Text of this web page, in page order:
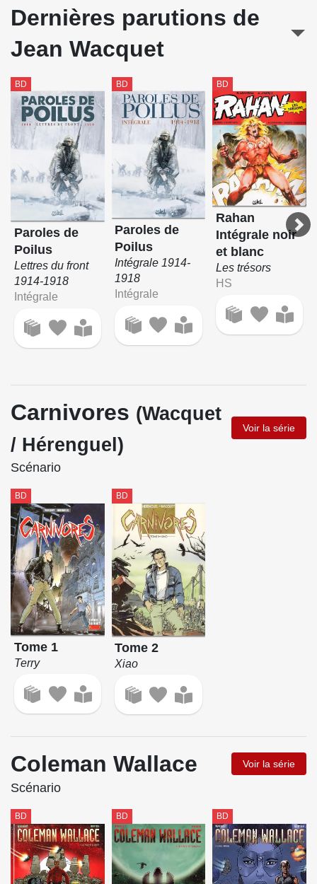
Dernières parutions de
Jean Wacquet
BD
Paroles de
Poilus
Lettres du front
1914-1918
Intégrale
BD
Paroles de
Poilus
Intégrale 1914-
1918
Intégrale
BD
Rahan
Intégrale noir
et blanc
Les trésors
HS
Carnivores (Wacquet
/ Hérenguel)
Voir la série
Scénario
BD
Tome 1
Terry
BD
Tome 2
Xiao
Coleman Wallace Voir la série
Scénario
BD BD BD